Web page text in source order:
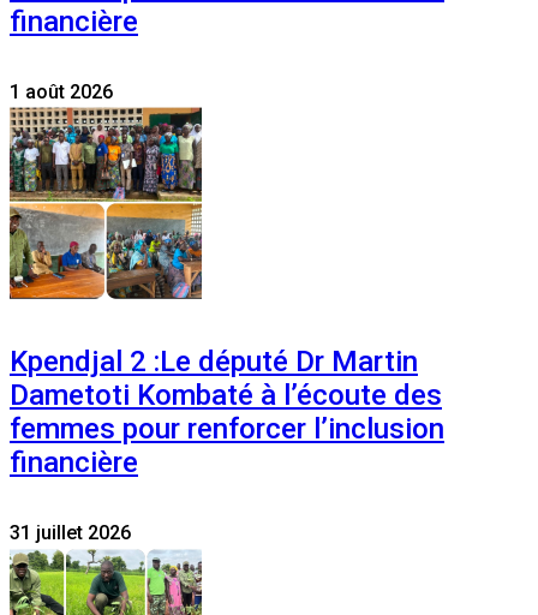
financière
1 août 2026
Kpendjal 2 :Le député Dr Martin
Dametoti Kombaté à l’écoute des
femmes pour renforcer l’inclusion
financière
31 juillet 2026